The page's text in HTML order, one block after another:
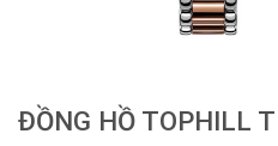
ĐỒNG HỒ TOPHILL